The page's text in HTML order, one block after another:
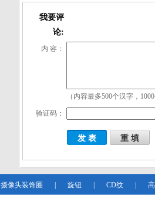
的技术开发能力和
先进的生产设备以
及积极的服务态
品，并致力将“海
新标杆!
量
我要评
论:
内 容：
（内容最多500个汉字，
验证码：
摄像头装饰圈 | 旋钮 | CD纹 |